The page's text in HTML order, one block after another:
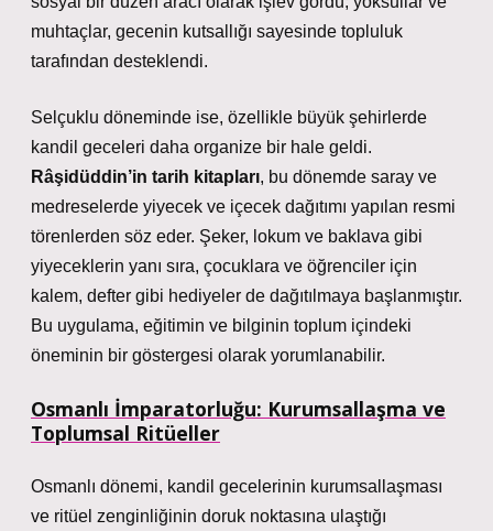
muhtaçlar, gecenin kutsallığı sayesinde topluluk
tarafından desteklendi.
Selçuklu döneminde ise, özellikle büyük şehirlerde
kandil geceleri daha organize bir hale geldi.
Râşidüddin’in tarih kitapları, bu dönemde saray ve
medreselerde yiyecek ve içecek dağıtımı yapılan resmi
törenlerden söz eder. Şeker, lokum ve baklava gibi
yiyeceklerin yanı sıra, çocuklara ve öğrenciler için
kalem, defter gibi hediyeler de dağıtılmaya başlanmıştır.
Bu uygulama, eğitimin ve bilginin toplum içindeki
öneminin bir göstergesi olarak yorumlanabilir.
Osmanlı İmparatorluğu: Kurumsallaşma ve
Toplumsal Ritüeller
Osmanlı dönemi, kandil gecelerinin kurumsallaşması
ve ritüel zenginliğinin doruk noktasına ulaştığı